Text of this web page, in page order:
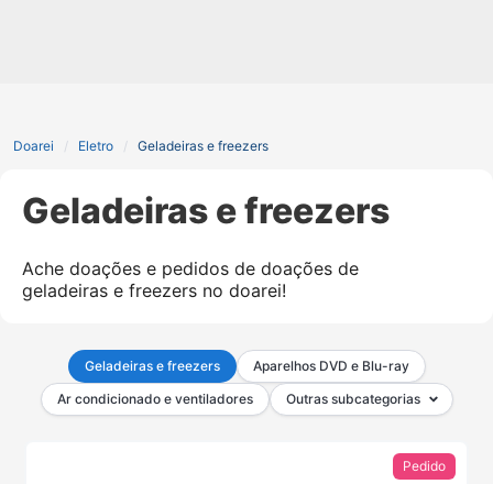
Doarei Eletro Geladeiras e freezers
Geladeiras e freezers
Ache doações e pedidos de doações de
geladeiras e freezers no doarei!
Geladeiras e freezers
Aparelhos DVD e Blu-ray
Ar condicionado e ventiladores
Outras subcategorias
Pedido